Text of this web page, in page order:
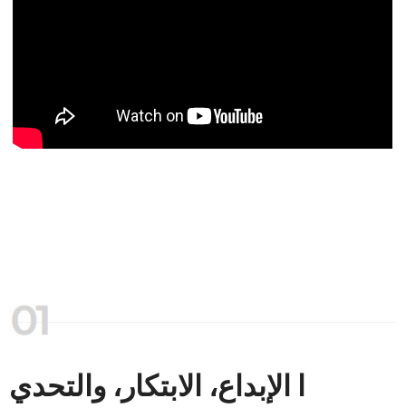
ا الإبداع، الابتكار، والتحدي